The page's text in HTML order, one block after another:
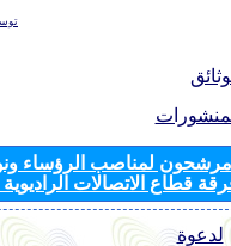
مرشحون لمناصب الرؤساء
قطاع الاتصالات
لدعوة